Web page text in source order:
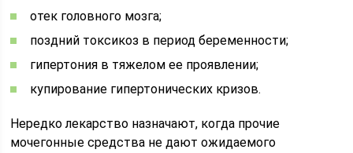
отек головного мозга;
поздний токсикоз в период беременности;
гипертония в тяжелом ее проявлении;
купирование гипертонических кризов.
Нередко лекарство назначают, когда прочие
мочегонные средства не дают ожидаемого